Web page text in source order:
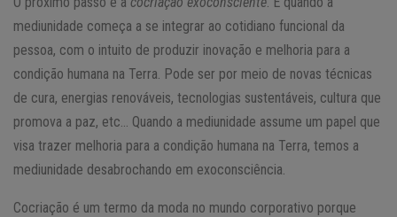
mediunidade começa a se integrar ao cotidiano funcional da
pessoa, com o intuito de produzir inovação e melhoria para a
condição humana na Terra. Pode ser por meio de novas técnicas
de cura, energias renováveis, tecnologias sustentáveis, cultura que
promova a paz, etc… Quando a mediunidade assume um papel que
visa trazer melhoria para a condição humana na Terra, temos a
mediunidade desabrochando em exoconsciência.
Cocriação é um termo da moda no mundo corporativo porque